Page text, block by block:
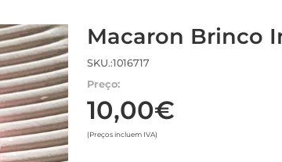
Macaron Brinco
SKU.:1016717
Preço:
10,00€
(Preços incluem IVA)